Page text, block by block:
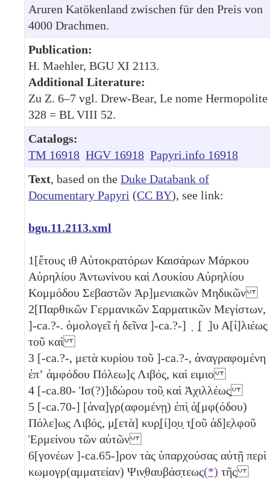
Aruren Katökenland zwischen für den Preis von
4000 Drachmen.
Publication:
H. Maehler, BGU XI 2113.
Additional Literature:
Zu Z. 6–7 vgl. Drew-Bear, Le nome Hermopolite
328 = BL VIII 52.
Catalogs:
TM 16918 HGV 16918 Papyri.info 16918
Text, based on the Duke Databank of
Documentary Papyri (CC BY), see link:
bgu.11.2113.xml
1[ἔτους ιθ Αὐτοκρατόρων Καισάρων Μάρκου
Αὐρηλίου Ἀντωνίνου καὶ Λουκίου Αὐρηλίου
Κομμόδου Σεβαστῶν Ἀρ]μενιακῶν Μηδικῶν
2[Παρθικῶν Γερμανικῶν Σαρματικῶν Μεγίστων,
]-ca.?-. ὁμολογεῖ ἡ δεῖνα ]-ca.?-] ̣ ̣[ ̣]υ Α[ἰ]λιέως
τοῦ καὶ
3 [-ca.?-, μετὰ κυρίου τοῦ ]-ca.?-, ἀναγραφομένη
ἐπʼ ἀμφόδου Πόλεω]ς Λιβός, καὶ ειμιο
4 [-ca.80- Ἰσ(?)]ιδώρου τοῦ̣ καὶ Ἀχιλλέως̣
5 [-ca.70-] [ἀνα]γρ(αφομένῃ) ἐπὶ̣ ἀ̣[μφ(όδου)
Πόλε]ω̣ς Λιβός, μ̣[ετὰ] κυρ̣[ί]ο̣υ̣ τ̣[οῦ ἀδ]ε̣λφοῦ
Ἑρμείνου τῶν αὐτῶν
6[γονέων ]-ca.65-]ρον τὰς ὑπαρχούσας αὐτῇ περὶ
κωμογρ(αμματείαν) Ψιν̣θαυβάσ̣τεως(*) τῆς